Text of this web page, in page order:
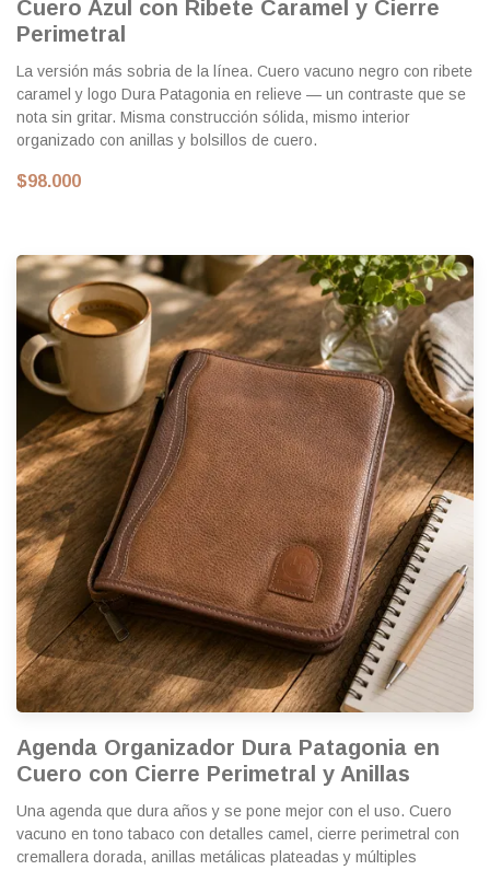
Cuero Azul con Ribete Caramel y Cierre
Perimetral
La versión más sobria de la línea. Cuero vacuno negro con ribete
caramel y logo Dura Patagonia en relieve — un contraste que se
nota sin gritar. Misma construcción sólida, mismo interior
organizado con anillas y bolsillos de cuero.
$98.000
Agenda Organizador Dura Patagonia en
Cuero con Cierre Perimetral y Anillas
Una agenda que dura años y se pone mejor con el uso. Cuero
vacuno en tono tabaco con detalles camel, cierre perimetral con
cremallera dorada, anillas metálicas plateadas y múltiples